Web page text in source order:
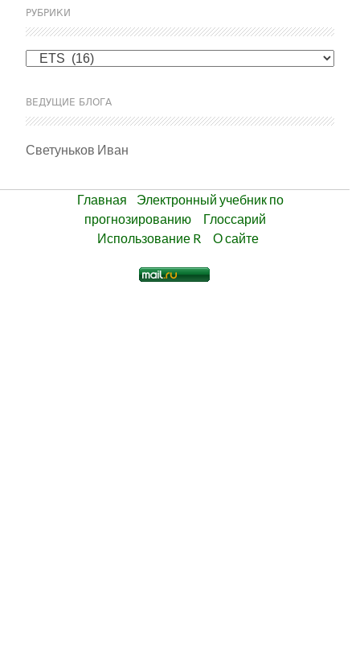
РУБРИКИ
Рубрики
ВЕДУЩИЕ БЛОГА
Светуньков Иван
Главная
Электронный учебник по
прогнозированию
Глоссарий
Использование R
О сайте